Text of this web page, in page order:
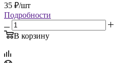
35 ₽/шт
Подробности
В корзину